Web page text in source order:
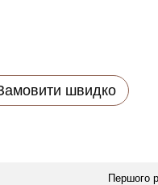
швидко
Першого